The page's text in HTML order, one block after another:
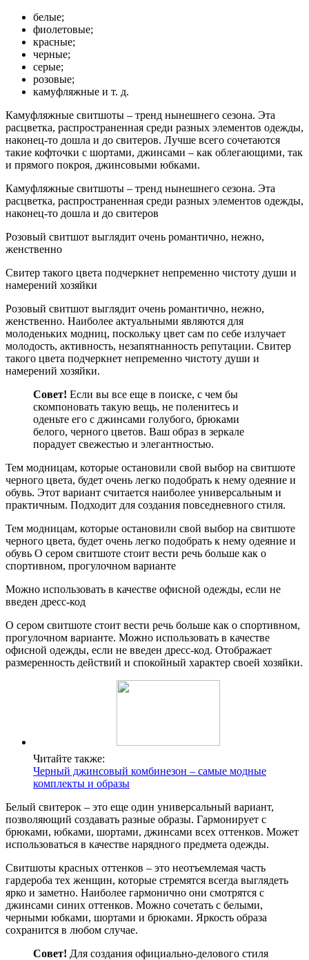
белые;
фиолетовые;
красные;
черные;
серые;
розовые;
камуфляжные и т. д.
Камуфляжные свитшоты – тренд нынешнего сезона. Эта
расцветка, распространенная среди разных элементов одежды,
наконец-то дошла и до свитеров. Лучше всего сочетаются
такие кофточки с шортами, джинсами – как облегающими, так
и прямого покроя, джинсовыми юбками.
Камуфляжные свитшоты – тренд нынешнего сезона. Эта
расцветка, распространенная среди разных элементов одежды,
наконец-то дошла и до свитеров
Розовый свитшот выглядит очень романтично, нежно,
женственно
Свитер такого цвета подчеркнет непременно чистоту души и
намерений хозяйки
Розовый свитшот выглядит очень романтично, нежно,
женственно. Наиболее актуальными являются для
молоденьких модниц, поскольку цвет сам по себе излучает
молодость, активность, незапятнанность репутации. Свитер
такого цвета подчеркнет непременно чистоту души и
намерений хозяйки.
Совет! Если вы все еще в поиске, с чем бы
скомпоновать такую вещь, не поленитесь и
оденьте его с джинсами голубого, брюками
белого, черного цветов. Ваш образ в зеркале
порадует свежестью и элегантностью.
Тем модницам, которые остановили свой выбор на свитшоте
черного цвета, будет очень легко подобрать к нему одеяние и
обувь. Этот вариант считается наиболее универсальным и
практичным. Подходит для создания повседневного стиля.
Тем модницам, которые остановили свой выбор на свитшоте
черного цвета, будет очень легко подобрать к нему одеяние и
обувь О сером свитшоте стоит вести речь больше как о
спортивном, прогулочном варианте
Можно использовать в качестве офисной одежды, если не
введен дресс-код
О сером свитшоте стоит вести речь больше как о спортивном,
прогулочном варианте. Можно использовать в качестве
офисной одежды, если не введен дресс-код. Отображает
размеренность действий и спокойный характер своей хозяйки.
Читайте также:
Черный джинсовый комбинезон – самые модные
комплекты и образы
Белый свитерок – это еще один универсальный вариант,
позволяющий создавать разные образы. Гармонирует с
брюками, юбками, шортами, джинсами всех оттенков. Может
использоваться в качестве нарядного предмета одежды.
Свитшоты красных оттенков – это неотъемлемая часть
гардероба тех женщин, которые стремятся всегда выглядеть
ярко и заметно. Наиболее гармонично они смотрятся с
джинсами синих оттенков. Можно сочетать с белыми,
черными юбками, шортами и брюками. Яркость образа
сохранится в любом случае.
Совет! Для создания официально-делового стиля